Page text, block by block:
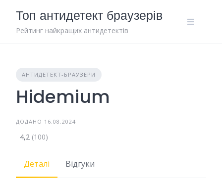
content
Топ антидетект браузерів
Рейтинг найкращих антидетектів
АНТИДЕТЕКТ-БРАУЗЕРИ
Hidemium
ДОДАНО 16.08.2024
4,2 (100)
Деталі Відгуки